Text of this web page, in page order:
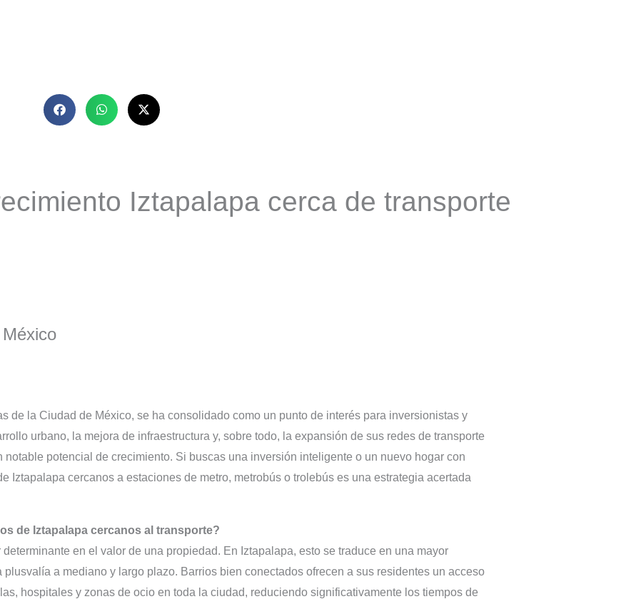
Iztapalapa cerca de transporte
de la Ciudad de México, se ha consolidado como un punto de interés para inversionistas y
urbano, la mejora de infraestructura y, sobre todo, la expansión de sus redes de transporte
potencial de crecimiento. Si buscas una inversión inteligente o un nuevo hogar con
Iztapalapa cercanos a estaciones de metro, metrobús o trolebús es una estrategia acertada
de Iztapalapa cercanos al transporte?
en el valor de una propiedad. En Iztapalapa, esto se traduce en una mayor
a mediano y largo plazo. Barrios bien conectados ofrecen a sus residentes un acceso
hospitales y zonas de ocio en toda la ciudad, reduciendo significativamente los tiempos de